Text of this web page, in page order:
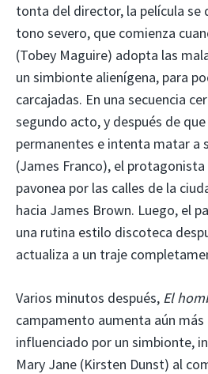
tonta del director, la película se
tono severo, que comienza
(Tobey Maguire) adopta las
un simbionte alienígena, para
carcajadas. En una secuencia
segundo acto, y después de
permanentes e intenta matar a
(James Franco), el
pavonea por las calles de la
hacia James Brown. Luego, el
una rutina estilo discoteca
actualiza a un traje
Varios minutos después, El
campamento aumenta aún más
influenciado por un simbionte,
Mary Jane (Kirsten Dunst) al